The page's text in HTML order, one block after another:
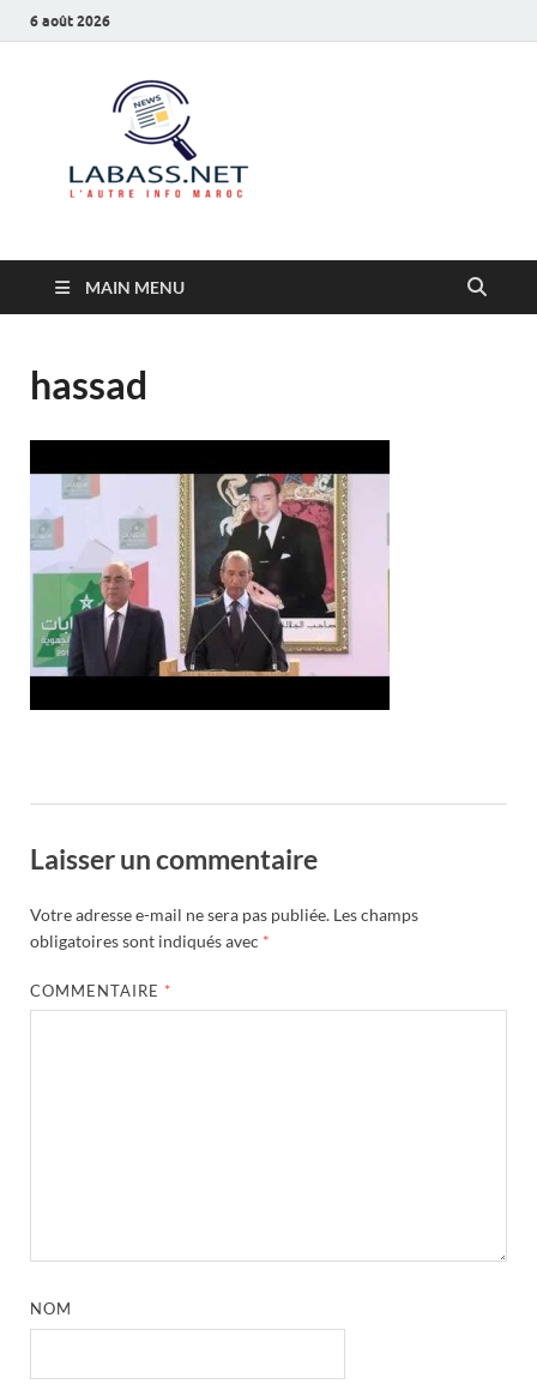
6 août 2026
MAIN MENU
hassad
Laisser un commentaire
Votre adresse e-mail ne sera pas publiée. Les champs
obligatoires sont indiqués avec *
COMMENTAIRE *
NOM